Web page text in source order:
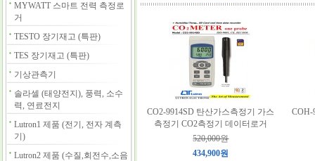
MYWATT 스마트 전력 측정로
거
TESTO 장기재고 (특판)
TES 장기재고 (특판)
기상관측기
솔라셀 (태양전지), 풍력, 소수
력, 연료전지
Lutron1 제품 (전기, 전자 계측
기)
Lutron2 제품 (수질,회전수,소음
CO2-9914SD 탄산가스측정기 가스
측정기 CO2측정기 데이터로거
520,000원
434,900원
COH-